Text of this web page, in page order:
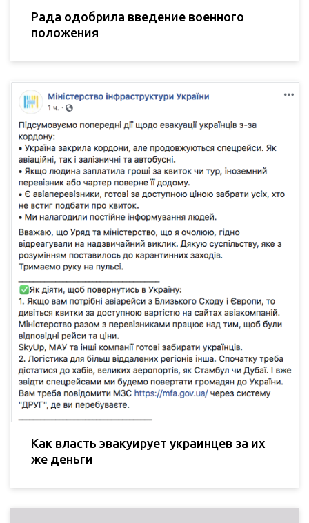
Рада одобрила введение военного
положения
Как власть эвакуирует украинцев за их
же деньги